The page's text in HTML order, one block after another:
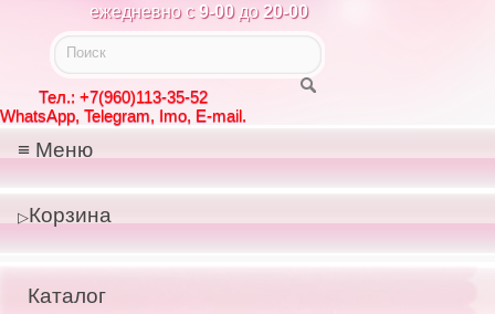
ежедневно с 9-00до 20-00
Тел.: +7(960)113-35-52
WhatsApp, Telegram, Imo, E-mail.
Меню
Корзина
Каталог